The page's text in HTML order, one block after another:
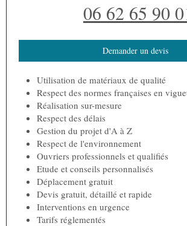
06 62 65 90
Demander un devis
Utilisation de matériaux de qualité
Respect des normes françaises en
Réalisation sur-mesure
Respect des délais
Gestion du projet d'A à Z
Respect de l'environnement
Ouvriers professionnels et qualifiés
Etude et conseils personnalisés
Déplacement gratuit
Devis gratuit, détaillé et rapide
Interventions en urgence
Tarifs réglementés